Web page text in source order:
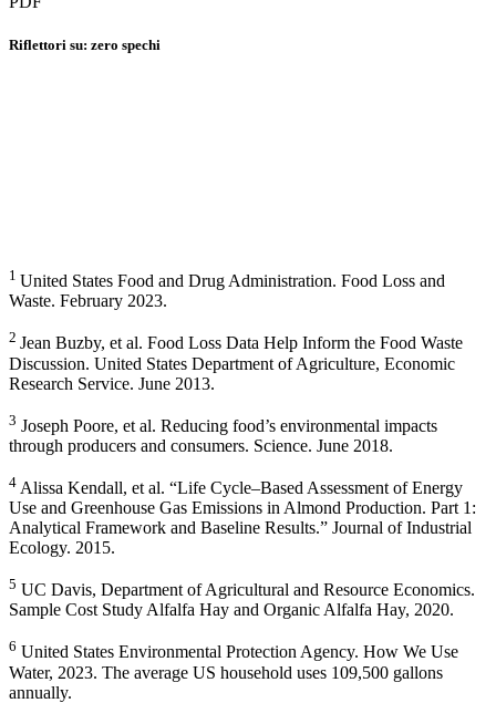
Riflettori su: zero spechi
1 United States Food and Drug Administration. Food Loss and
Waste. February 2023.
2 Jean Buzby, et al. Food Loss Data Help Inform the Food Waste
Discussion. United States Department of Agriculture, Economic
Research Service. June 2013.
3 Joseph Poore, et al. Reducing food’s environmental impacts
through producers and consumers. Science. June 2018.
4 Alissa Kendall, et al. “Life Cycle–Based Assessment of Energy
Use and Greenhouse Gas Emissions in Almond Production. Part 1:
Analytical Framework and Baseline Results.” Journal of Industrial
Ecology. 2015.
5 UC Davis, Department of Agricultural and Resource Economics.
Sample Cost Study Alfalfa Hay and Organic Alfalfa Hay, 2020.
6 United States Environmental Protection Agency. How We Use
Water, 2023. The average US household uses 109,500 gallons
annually.